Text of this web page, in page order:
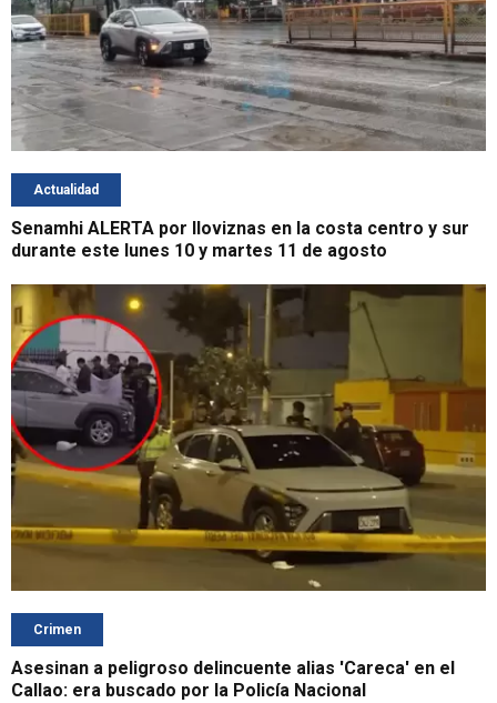
Actualidad
Senamhi ALERTA por lloviznas en la costa centro y sur
durante este lunes 10 y martes 11 de agosto
Crimen
Asesinan a peligroso delincuente alias 'Careca' en el
Callao: era buscado por la Policía Nacional